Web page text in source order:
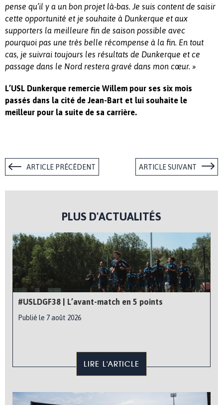
pense qu’il y a un bon projet là-bas. Je suis content de saisir
cette opportunité et je souhaite à Dunkerque et aux
supporters la meilleure fin de saison possible avec
pourquoi pas une très belle récompense à la fin. En tout
cas, je suivrai toujours les résultats de Dunkerque et ce
passage dans le Nord restera gravé dans mon cœur. »
L’USL Dunkerque remercie Willem pour ses six mois
passés dans la cité de Jean-Bart et lui souhaite le
meilleur pour la suite de sa carrière.
ARTICLE PRÉCÉDENT ARTICLE SUIVANT
PLUS D'ACTUALITÉS
#USLDGF38 | L’avant-match en 5 points
Publié le 7 août 2026
LIRE L'ARTICLE